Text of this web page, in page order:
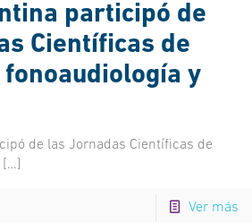
participó de
Científicas de
y
de las Jornadas Científicas de
[…]
Ver más